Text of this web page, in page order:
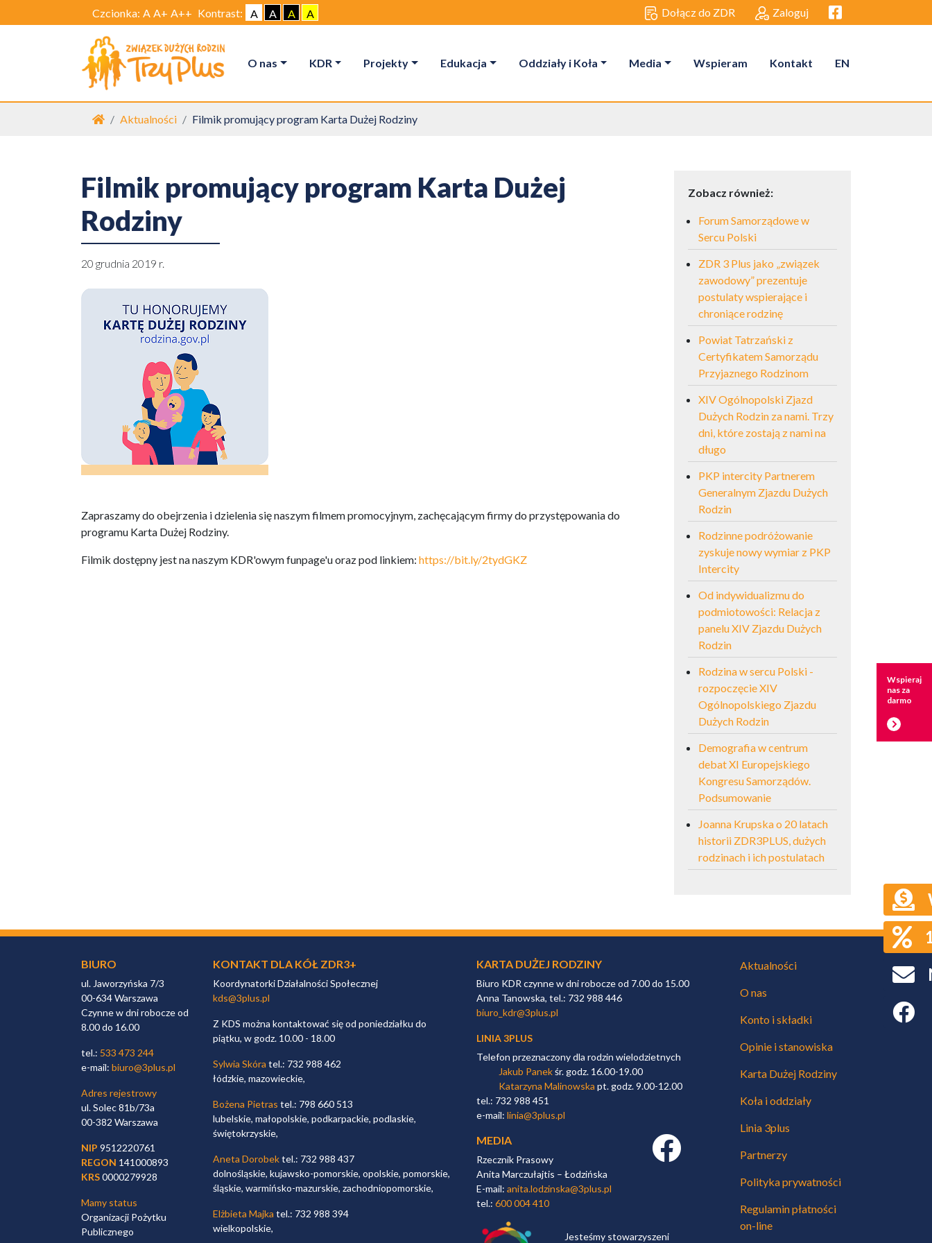
Czcionka: A A+ A++ Kontrast: A A A A Dołącz do ZDR Zaloguj Facebook link
O nas KDR Projekty Edukacja Oddziały i Koła Media Wspieram Kontakt EN
Strona główna
Aktualności Filmik promujący program Karta Dużej Rodziny
Filmik promujący program Karta Dużej
Rodziny
20 grudnia 2019 r.
Zapraszamy do obejrzenia i dzielenia się naszym filmem promocyjnym, zachęcającym firmy do przystępowania do
programu Karta Dużej Rodziny.
Filmik dostępny jest na naszym KDR'owym funpage'u oraz pod linkiem: https://bit.ly/2tydGKZ
Zobacz również:
Forum Samorządowe w
Sercu Polski
ZDR 3 Plus jako „związek
zawodowy” prezentuje
postulaty wspierające i
chroniące rodzinę
Powiat Tatrzański z
Certyfikatem Samorządu
Przyjaznego Rodzinom
XIV Ogólnopolski Zjazd
Dużych Rodzin za nami. Trzy
dni, które zostają z nami na
długo
PKP intercity Partnerem
Generalnym Zjazdu Dużych
Rodzin
Rodzinne podróżowanie
zyskuje nowy wymiar z PKP
Intercity
Od indywidualizmu do
podmiotowości: Relacja z
panelu XIV Zjazdu Dużych
Rodzin
Rodzina w sercu Polski -
rozpoczęcie XIV
Ogólnopolskiego Zjazdu
Dużych Rodzin
Demografia w centrum
debat XI Europejskiego
Kongresu Samorządów.
Podsumowanie
Joanna Krupska o 20 latach
historii ZDR3PLUS, dużych
rodzinach i ich postulatach
BIURO
ul. Jaworzyńska 7/3
00-634 Warszawa
Czynne w dni robocze od
8.00 do 16.00
tel.: 533 473 244
e-mail: biuro@3plus.pl
Adres rejestrowy
ul. Solec 81b/73a
00-382 Warszawa
NIP 9512220761
REGON 141000893
KRS0000279928
Mamy status
Organizacji Pożytku
Publicznego
KONTAKT DLA KÓŁ ZDR3+
Koordynatorki Działalności Społecznej
kds@3plus.pl
Z KDS można kontaktować się od poniedziałku do
piątku, w godz. 10.00 - 18.00
Sylwia Skóra tel.: 732 988 462
łódzkie, mazowieckie,
Bożena Pietras tel.: 798 660 513
lubelskie, małopolskie, podkarpackie, podlaskie,
świętokrzyskie,
Aneta Dorobektel.: 732 988 437
dolnośląskie, kujawsko-pomorskie, opolskie, pomorskie,
śląskie, warmińsko-mazurskie, zachodniopomorskie,
Elżbieta Majka tel.: 732 988 394
wielkopolskie,
KARTA DUŻEJ RODZINY
Biuro KDR czynne w dni robocze od 7.00 do 15.00
Anna Tanowska, tel.: 732 988 446
biuro_kdr@3plus.pl
LINIA 3PLUS
Telefon przeznaczony dla rodzin wielodzietnych
Jakub Panekśr. godz. 16.00-19.00
Katarzyna Malinowska pt. godz. 9.00-12.00
tel.: 732 988 451
e-mail: linia@3plus.pl
MEDIA
Rzecznik Prasowy
Anita Marczułajtis – Łodzińska
E-mail: anita.lodzinska@3plus.pl
tel.: 600 004 410
Facebook link
Jesteśmy stowarzyszeni
Aktualności
O nas
Konto i składki
Opinie i stanowiska
Karta Dużej Rodziny
Koła i oddziały
Linia 3plus
Partnerzy
Polityka prywatności
Regulamin płatności
on-line
Wspieraj
nas za
darmo